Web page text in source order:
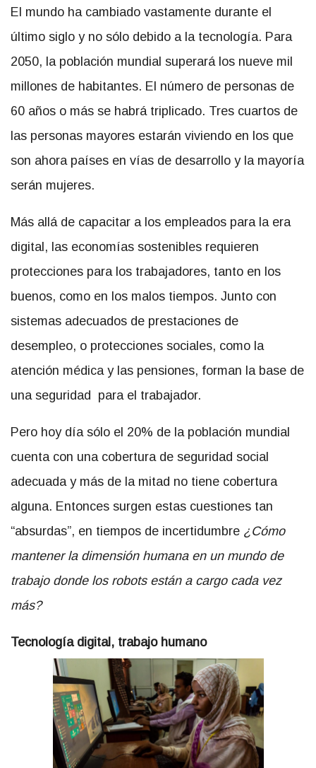
El mundo ha cambiado vastamente durante el
último siglo y no sólo debido a la tecnología. Para
2050, la población mundial superará los nueve mil
millones de habitantes. El número de personas de
60 años o más se habrá triplicado. Tres cuartos de
las personas mayores estarán viviendo en los que
son ahora países en vías de desarrollo y la mayoría
serán mujeres.
Más allá de capacitar a los empleados para la era
digital, las economías sostenibles requieren
protecciones para los trabajadores, tanto en los
buenos, como en los malos tiempos. Junto con
sistemas adecuados de prestaciones de
desempleo, o protecciones sociales, como la
atención médica y las pensiones, forman la base de
una seguridad para el trabajador.
Pero hoy día sólo el 20% de la población mundial
cuenta con una cobertura de seguridad social
adecuada y más de la mitad no tiene cobertura
alguna. Entonces surgen estas cuestiones tan
“absurdas”, en tiempos de incertidumbre ¿Cómo
mantener la dimensión humana en un mundo de
trabajo donde los robots están a cargo cada vez
más?
Tecnología digital, trabajo humano